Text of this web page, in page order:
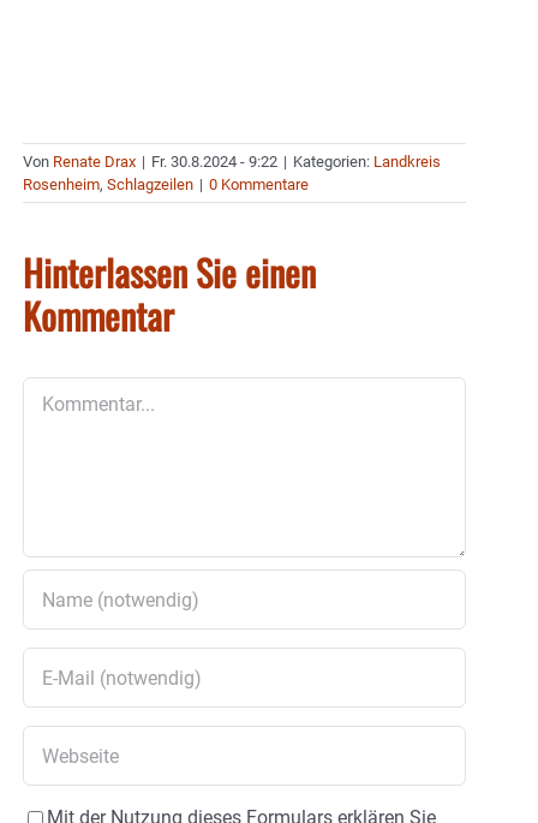
Von Renate Drax | Fr. 30.8.2024 - 9:22 | Kategorien: Landkreis
Rosenheim, Schlagzeilen | 0 Kommentare
Hinterlassen Sie einen
Kommentar
Mit der Nutzung dieses Formulars erklären Sie